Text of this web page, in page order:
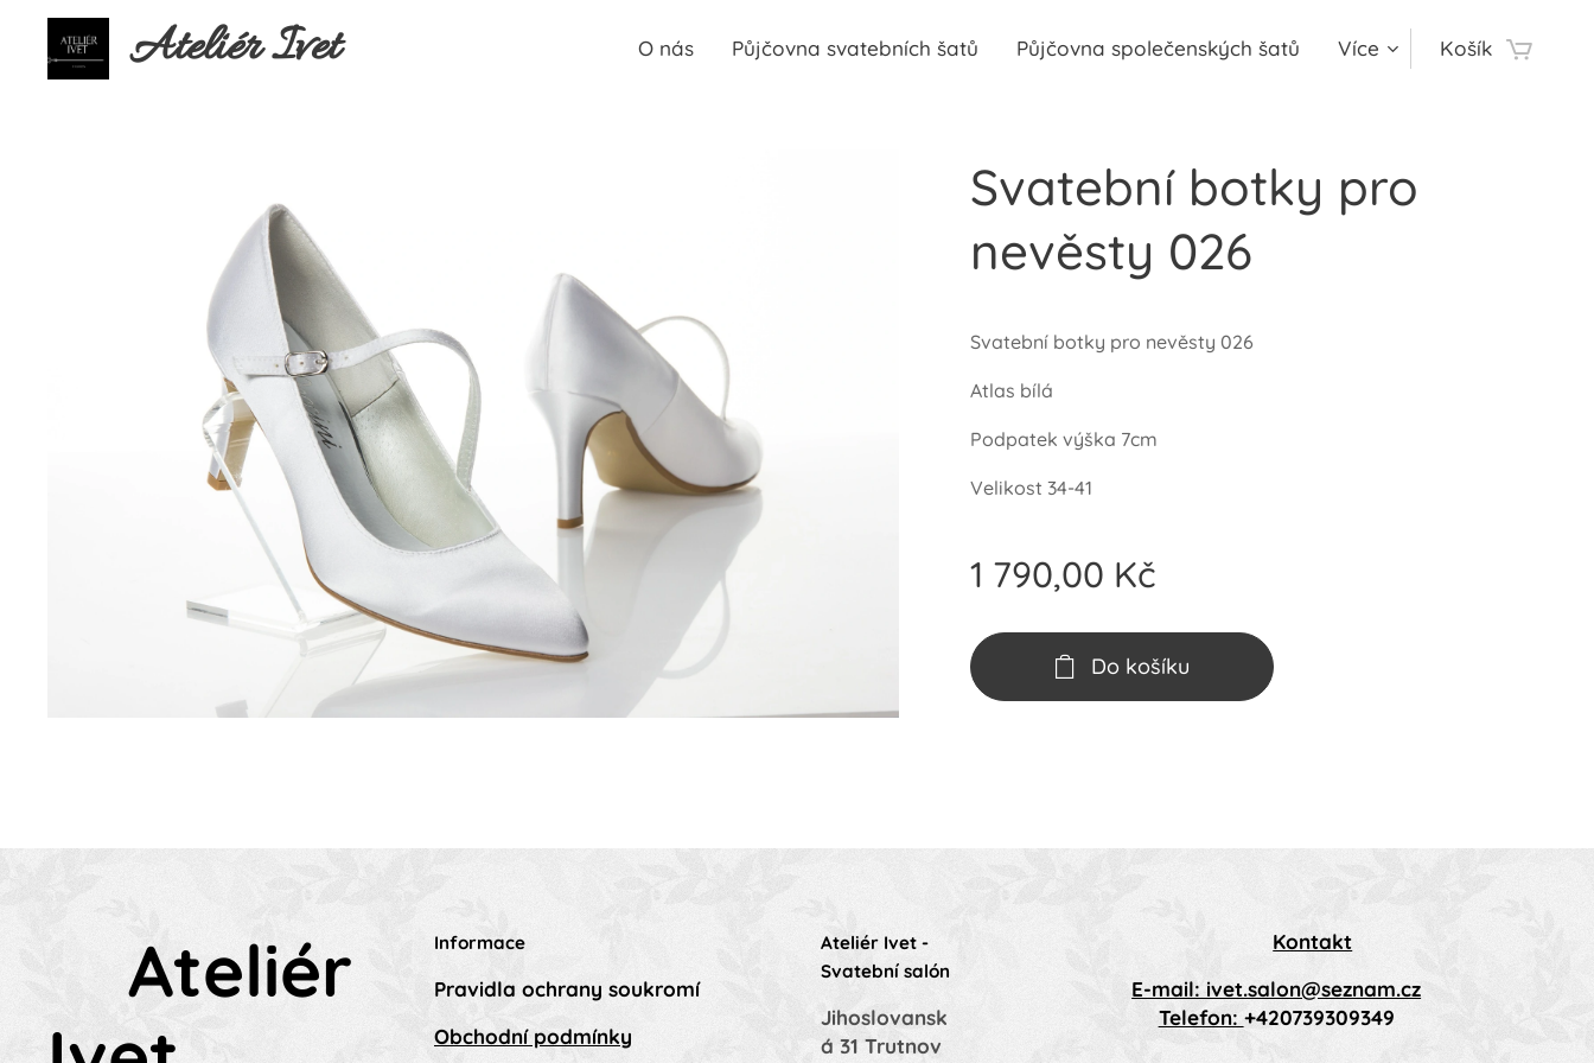
Ateliér Ivet O nás Půjčovna svatebních šatů Půjčovna společenských šatů Více Košík
Svatební botky pro
nevěsty 026
Svatební botky pro nevěsty 026
Atlas bílá
Podpatek výška 7cm
Velikost 34-41
1 790,00 Kč
Do košíku
Ateliér
Informace
Pravidla ochrany soukromí
Obchodní podmínky
Ateliér Ivet -
Svatební salón
Jihoslovansk
á 31 Trutnov
Kontakt
E-mail: ivet.salon@seznam.cz
Telefon: +420739309349